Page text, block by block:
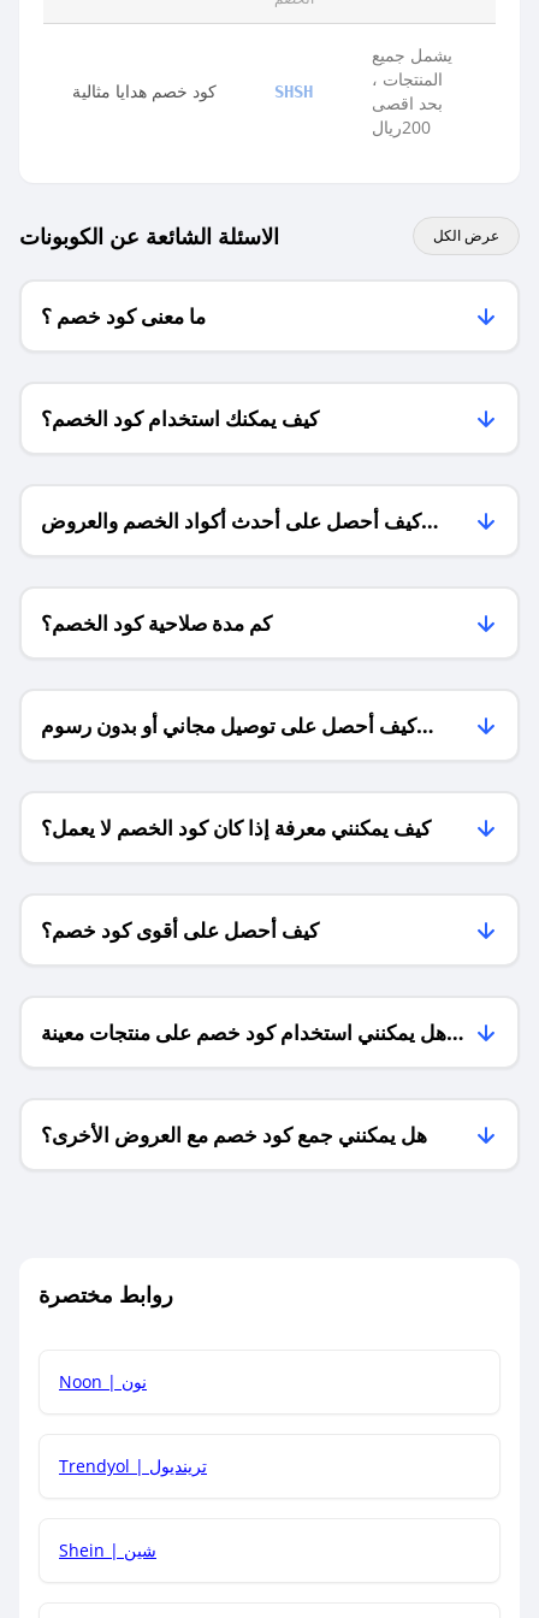
كود خصم هدايا مثالية SHSH
يشمل جميع
المنتجات ،
بحد اقصى
200ريال
الاسئلة الشائعة عن الكوبونات عرض الكل
ما معنى كود خصم ؟
كيف يمكنك استخدام كود الخصم؟
كيف أحصل على أحدث أكواد الخصم والعروض
للمتاجر؟
كم مدة صلاحية كود الخصم؟
كيف أحصل على توصيل مجاني أو بدون رسوم
الشحن ؟
كيف يمكنني معرفة إذا كان كود الخصم لا يعمل؟
كيف أحصل على أقوى كود خصم؟
هل يمكنني استخدام كود خصم على منتجات معينة
فقط؟
هل يمكنني جمع كود خصم مع العروض الأخرى؟
كم مدة صلاحية كود الخصم؟
روابط مختصرة
Noon | نون
Trendyol | ترينديول
Shein | شين